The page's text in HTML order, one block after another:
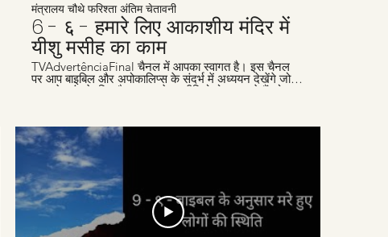
मंत्रालय चौथे फरिश्ता अंतिम चेतावनी
6 - ६ - हमारे लिए आकाशीय मंदिर में
यीशु मसीह का काम
TVAdvertênciaFinal चैनल में आपका स्वागत है। इस चैनल
पर आप बाइबिल और अपोकालिप्स के संदर्भ में अध्ययन देखेंगे जो
समय के अंत के लिए है। हम हफ्तेवार वीडियो पोस्ट करते हैं जो
www.advertenciafinal.com का दौरा ज़रूर करें।